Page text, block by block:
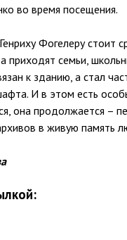
во время посещения.
Фогелеру стоит
приходят семьи,
к зданию, а стал
И в этом есть
она продолжается –
в живую память